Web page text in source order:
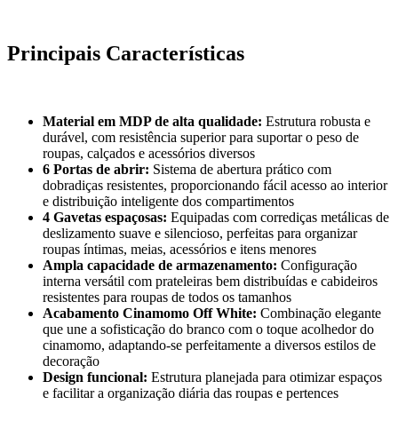
Principais Características
Material em MDP de alta qualidade: Estrutura robusta e
durável, com resistência superior para suportar o peso de
roupas, calçados e acessórios diversos
6 Portas de abrir: Sistema de abertura prático com
dobradiças resistentes, proporcionando fácil acesso ao interior
e distribuição inteligente dos compartimentos
4 Gavetas espaçosas: Equipadas com corrediças metálicas de
deslizamento suave e silencioso, perfeitas para organizar
roupas íntimas, meias, acessórios e itens menores
Ampla capacidade de armazenamento: Configuração
interna versátil com prateleiras bem distribuídas e cabideiros
resistentes para roupas de todos os tamanhos
Acabamento Cinamomo Off White: Combinação elegante
que une a sofisticação do branco com o toque acolhedor do
cinamomo, adaptando-se perfeitamente a diversos estilos de
decoração
Design funcional: Estrutura planejada para otimizar espaços
e facilitar a organização diária das roupas e pertences